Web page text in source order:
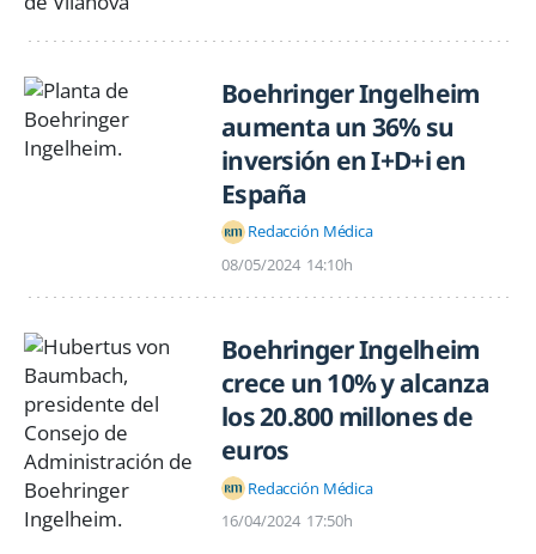
Boehringer Ingelheim
aumenta un 36% su
inversión en I+D+i en
España
Redacción Médica
08/05/2024 14:10h
Boehringer Ingelheim
crece un 10% y alcanza
los 20.800 millones de
euros
Redacción Médica
16/04/2024 17:50h